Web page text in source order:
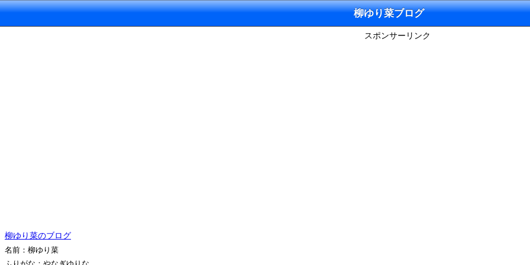
柳ゆり菜ブログ
スポンサーリンク
柳ゆり菜のブログ
名前：柳ゆり菜